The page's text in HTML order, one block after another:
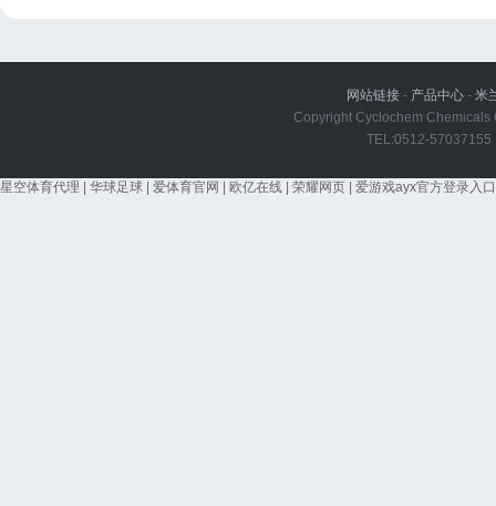
网站链接- 产品中心- 米
Copyright Cyclochem
TEL:0512-57037155
星空体育代理 华球足球 爱体育官网 欧亿在线 荣耀网页 爱游戏ayx官方登录入口